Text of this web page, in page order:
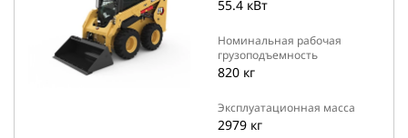
55.4 кВт
Номинальная рабочая
грузоподъемность
820 кг
Эксплуатационная масса
2979 кг